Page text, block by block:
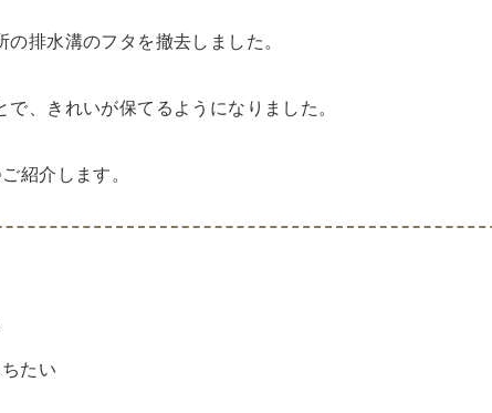
排水溝のフタを撤去しました。
、きれいが保てるようになりました。
紹介します。
たい